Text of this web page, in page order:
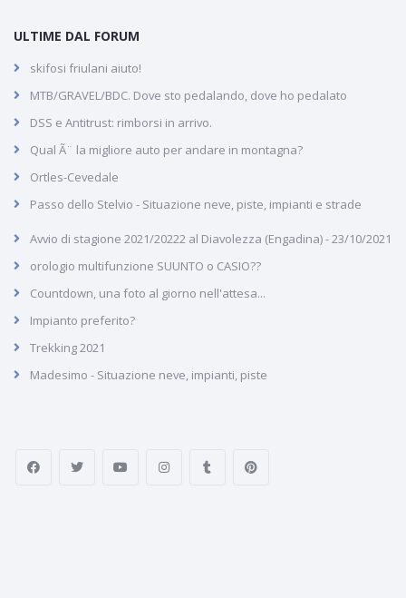
ULTIME DAL FORUM
skifosi friulani aiuto!
MTB/GRAVEL/BDC. Dove sto pedalando, dove ho pedalato
DSS e Antitrust: rimborsi in arrivo.
Qual Ã¨ la migliore auto per andare in montagna?
Ortles-Cevedale
Passo dello Stelvio - Situazione neve, piste, impianti e strade
Avvio di stagione 2021/20222 al Diavolezza (Engadina) - 23/10/2021
orologio multifunzione SUUNTO o CASIO??
Countdown, una foto al giorno nell'attesa...
Impianto preferito?
Trekking 2021
Madesimo - Situazione neve, impianti, piste